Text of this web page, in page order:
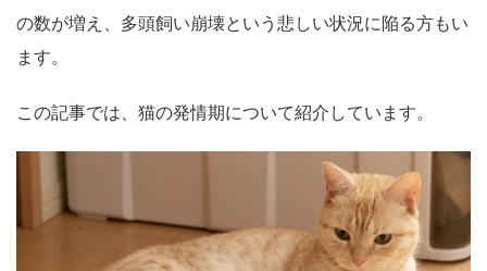
の数が増え、多頭飼い崩壊という悲しい状況に陥る方もい
ます。
この記事では、猫の発情期について紹介しています。